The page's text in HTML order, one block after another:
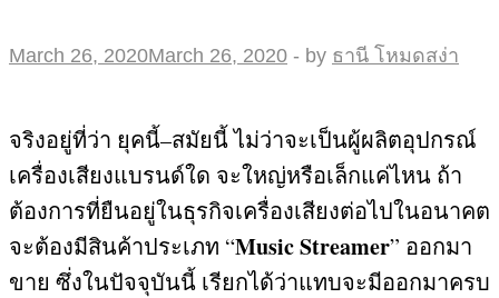
March 26, 2020March 26, 2020 - by ธานี โหมดสง่า
จริงอยู่ที่ว่า ยุคนี้–สมัยนี้ ไม่ว่าจะเป็นผู้ผลิตอุปกรณ์
เครื่องเสียงแบรนด์ใด จะใหญ่หรือเล็กแค่ไหน ถ้า
ต้องการที่ยืนอยู่ในธุรกิจเครื่องเสียงต่อไปในอนาคต
จะต้องมีสินค้าประเภท “Music Streamer” ออกมา
ขาย ซึ่งในปัจจุบันนี้ เรียกได้ว่าแทบจะมีออกมาครบ